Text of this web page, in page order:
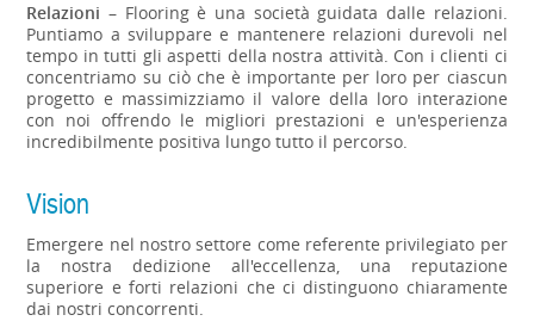
Relazioni – Flooring è una società guidata dalle relazioni.
Puntiamo a sviluppare e mantenere relazioni durevoli nel
tempo in tutti gli aspetti della nostra attività. Con i clienti ci
concentriamo su ciò che è importante per loro per ciascun
progetto e massimizziamo il valore della loro interazione
con noi offrendo le migliori prestazioni e un'esperienza
incredibilmente positiva lungo tutto il percorso.
Vision
Emergere nel nostro settore come referente privilegiato per
la nostra dedizione all'eccellenza, una reputazione
superiore e forti relazioni che ci distinguono chiaramente
dai nostri concorrenti.